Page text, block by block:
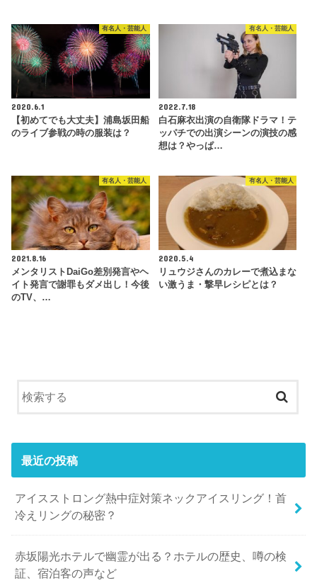
有名人・芸能人
2020.6.1
【初めてでも大丈夫】浦島坂田船
のライブ参戦の時の服装は？
有名人・芸能人
2022.7.18
白石麻衣出演の自衛隊ドラマ！テ
ッパチでの出演シーンの演技の感
想は？やっぱ…
有名人・芸能人
2021.8.16
メンタリストDaiGo差別発言やヘ
イト発言で謝罪もダメ出し！今後
のTV、…
有名人・芸能人
2020.5.4
リュウジさんのカレーで煮込まな
い激うま・撃早レシピとは？
最近の投稿
アイスストロング熱中症対策ネックアイスリング！首
冷えリングの秘密？
赤坂陽光ホテルで幽霊が出る？ホテルの歴史、噂の検
証、宿泊客の声など